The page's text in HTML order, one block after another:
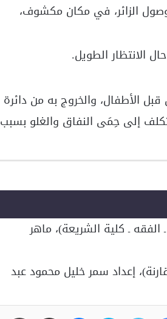
الزائر، في مكان مكشوف،
الأطفال، والخروج به من دائرة
إلى حِمَى النفاق والغلو بسبب
ـ كلية الشريعة)، ماهر
إعداد سمر خليل محمود عبد